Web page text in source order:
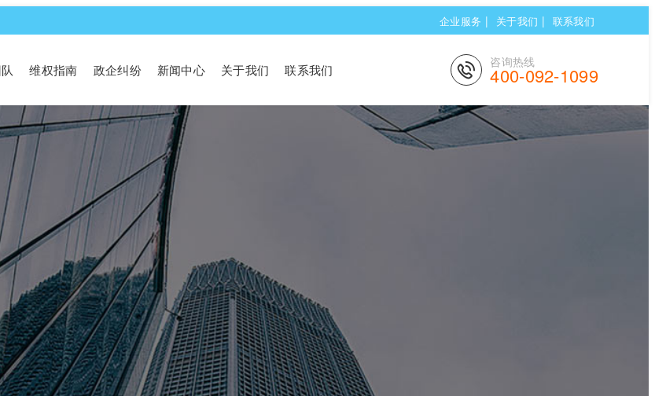
企业服务 | 关于我们 | 联系我们
维权指南 政企纠纷 新闻中心 关于我们 联系我们 咨询热线
400-092-1099